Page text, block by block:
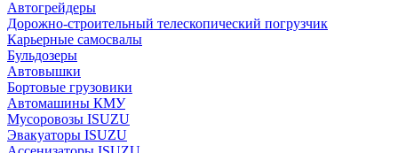
Автогрейдеры
Дорожно-строительный телескопический погрузчик
Карьерные самосвалы
Бульдозеры
Автовышки
Бортовые грузовики
Автомашины КМУ
Мусоровозы ISUZU
Эвакуаторы ISUZU